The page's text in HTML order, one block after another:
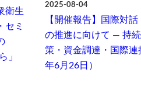
衛生
セミ
」
2025-08-04
【開催報告】国際対
の推進に向けて ― 持
策・資金調達・国際連
年6月26日）